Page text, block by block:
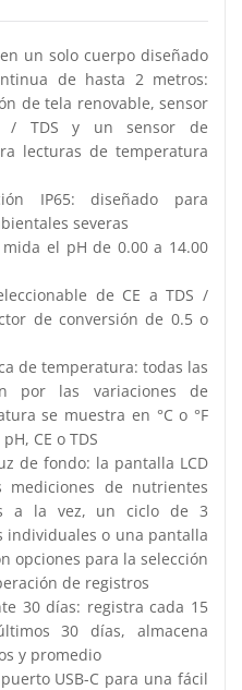
un solo cuerpo diseñado
de hasta 2 metros:
de tela renovable, sensor
/ TDS y un sensor de
lecturas de temperatura
IP65: diseñado para
severas
el pH de 0.00 a 14.00
de CE a TDS /
de conversión de 0.5 o
de temperatura: todas las
por las variaciones de
se muestra en °C o °F
CE o TDS
de fondo: la pantalla LCD
de nutrientes
a la vez, un ciclo de 3
individuales o una pantalla
opciones para la selección
de registros
30 días: registra cada 15
30 días, almacena
y promedio
USB-C para una fácil